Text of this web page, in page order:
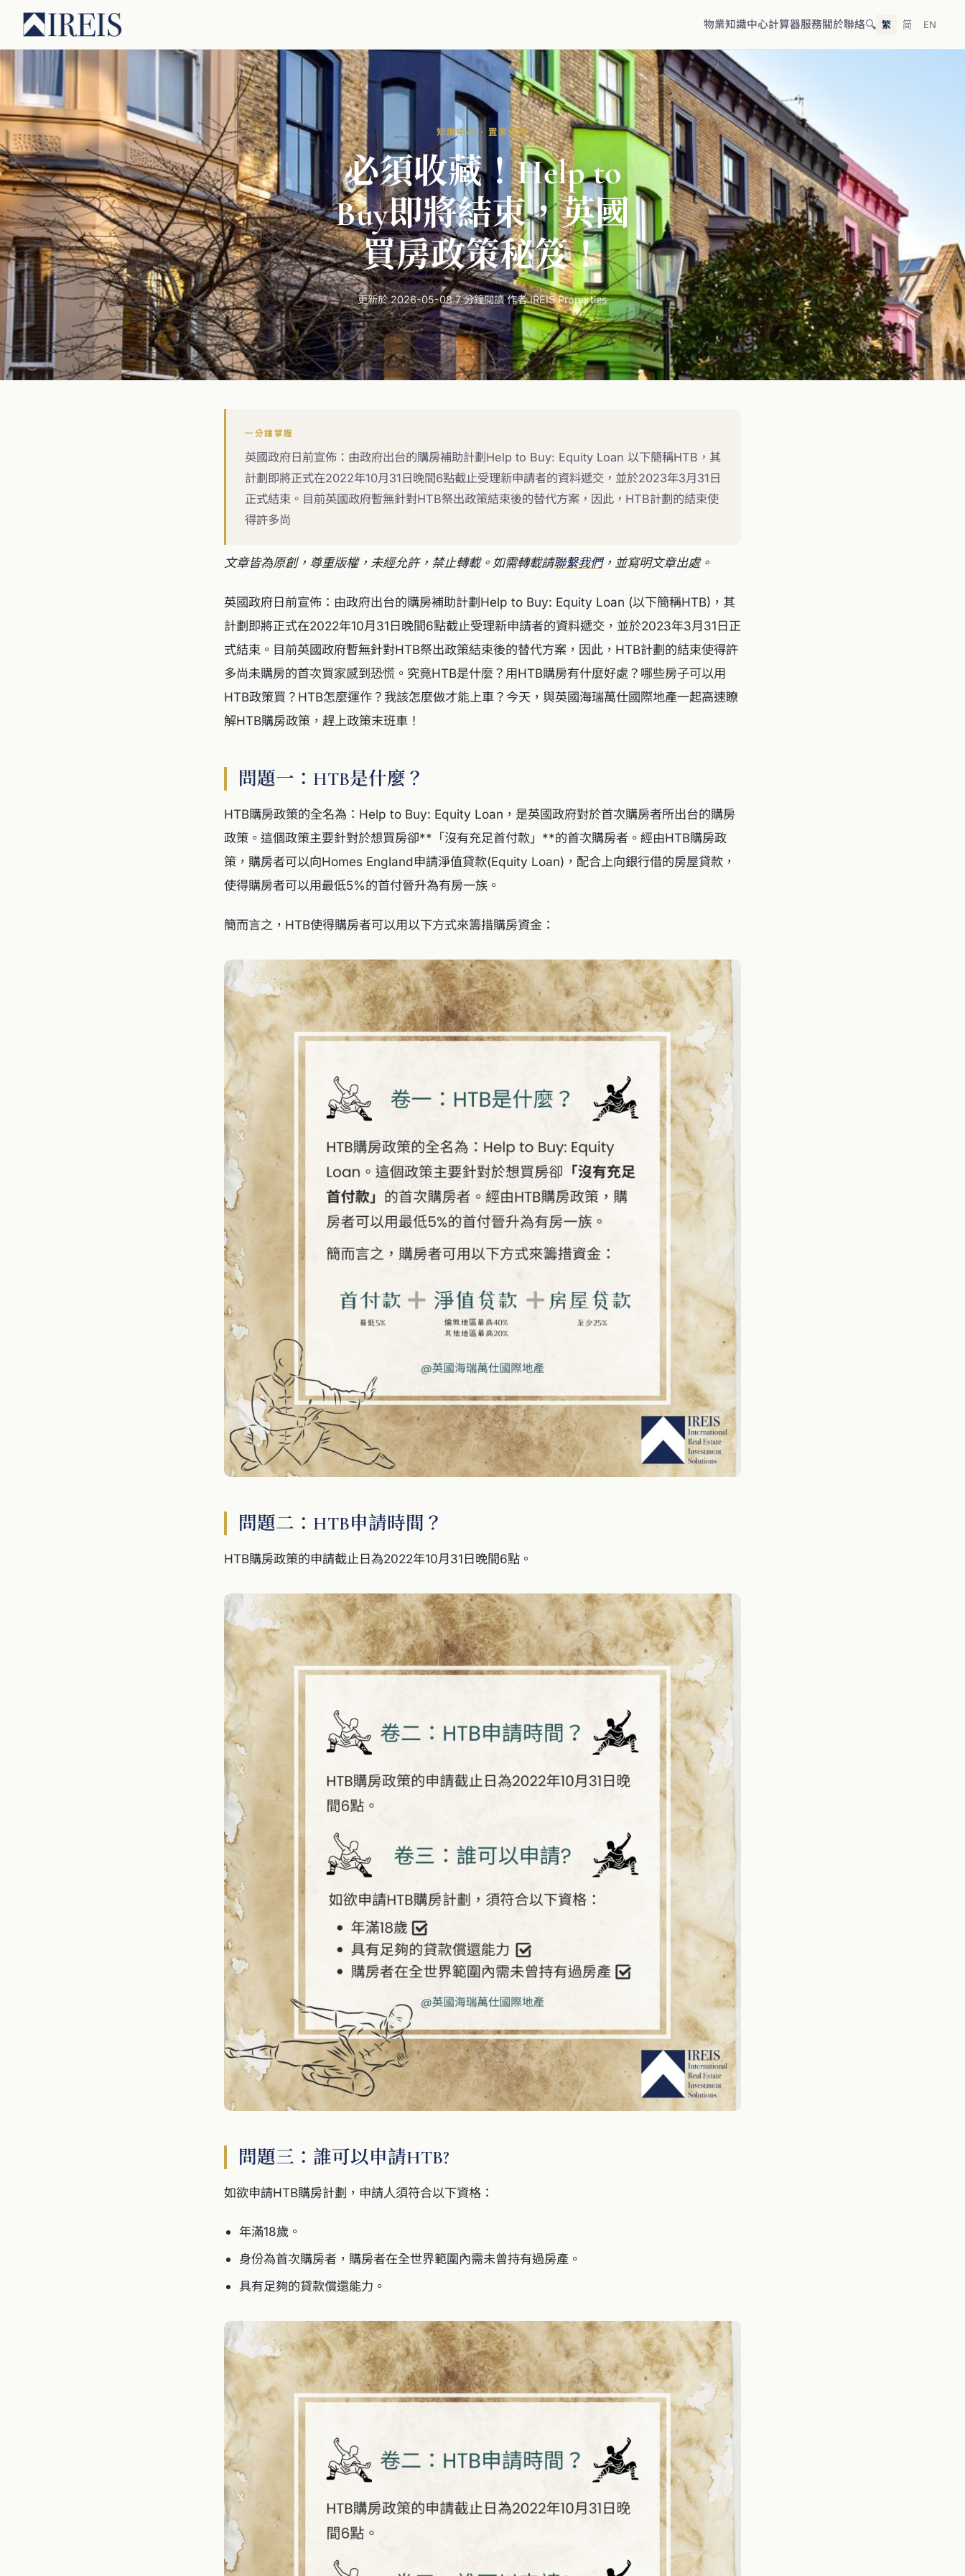
物業知識中心計算器服務關於聯絡🔍 繁 简 EN
知識中心 · 置業指南
必須收藏！Help to
Buy即將結束，英國
買房政策秘笈！
更新於 2026-05-08·7 分鐘閱讀·作者 IREIS Properties
一分鐘掌握
英國政府日前宣佈：由政府出台的購房補助計劃Help to Buy: Equity Loan 以下簡稱HTB，其
計劃即將正式在2022年10月31日晚間6點截止受理新申請者的資料遞交，並於2023年3月31日
正式結束。目前英國政府暫無針對HTB祭出政策結束後的替代方案，因此，HTB計劃的結束使
得許多尚
文章皆為原創，尊重版權，未經允許，禁止轉載。如需轉載請聯繫我們，並寫明文章出處。
英國政府日前宣佈：由政府出台的購房補助計劃Help to Buy: Equity Loan (以下簡稱HTB)，其
計劃即將正式在2022年10月31日晚間6點截止受理新申請者的資料遞交，並於2023年3月31日正
式結束。目前英國政府暫無針對HTB祭出政策結束後的替代方案，因此，HTB計劃的結束使得許
多尚未購房的首次買家感到恐慌。究竟HTB是什麼？用HTB購房有什麼好處？哪些房子可以用
HTB政策買？HTB怎麼運作？我該怎麼做才能上車？今天，與英國海瑞萬仕國際地產一起高速瞭
解HTB購房政策，趕上政策末班車！
問題一：HTB是什麼？
HTB購房政策的全名為：Help to Buy: Equity Loan，是英國政府對於首次購房者所出台的購房
政策。這個政策主要針對於想買房卻**「沒有充足首付款」**的首次購房者。經由HTB購房政
策，購房者可以向Homes England申請淨值貸款(Equity Loan)，配合上向銀行借的房屋貸款，
使得購房者可以用最低5%的首付晉升為有房一族。
簡而言之，HTB使得購房者可以用以下方式來籌措購房資金：
問題二：HTB申請時間？
HTB購房政策的申請截止日為2022年10月31日晚間6點。
問題三：誰可以申請HTB?
如欲申請HTB購房計劃，申請人須符合以下資格：
年滿18歲。
身份為首次購房者，購房者在全世界範圍內需未曾持有過房產。
具有足夠的貸款償還能力。